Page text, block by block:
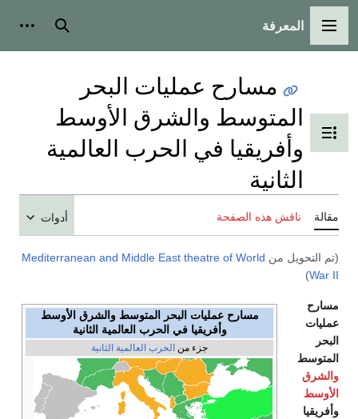
الرئيسية
المعرفة بحث أدوات
عرض جدول المحتويات
مسارح عمليات البحر
المتوسط والشرق الأوسط
وأفريقيا في الحرب العالمية
الثانية
ناقش هذه الصفحة
التحويل منMediterranean and Middle East theatre of World
)
مسارح عمليات البحر المتوسط والشرق الأوسط
وأفريقيا في الحرب العالمية الثانية
جزء منالحرب العالمية الثانية